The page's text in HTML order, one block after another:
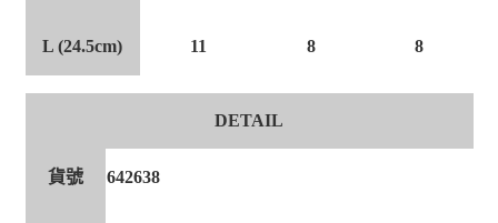
L (24.5cm) 11 8 8
DETAIL
貨號 642638